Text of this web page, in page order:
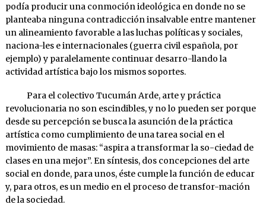
podía producir una conmoción ideológica en donde no se
planteaba ninguna contradicción insalvable entre mantener
un alineamiento favorable a las luchas políticas y sociales,
naciona-les e internacionales (guerra civil española, por
ejemplo) y paralelamente continuar desarro-llando la
actividad artística bajo los mismos soportes.
Para el colectivo Tucumán Arde, arte y práctica
revolucionaria no son escindibles, y no lo pueden ser porque
desde su percepción se busca la asunción de la práctica
artística como cumplimiento de una tarea social en el
movimiento de masas: “aspira a transformar la so-ciedad de
clases en una mejor”. En síntesis, dos concepciones del arte
social en donde, para unos, éste cumple la función de educar
y, para otros, es un medio en el proceso de transfor-mación
de la sociedad.